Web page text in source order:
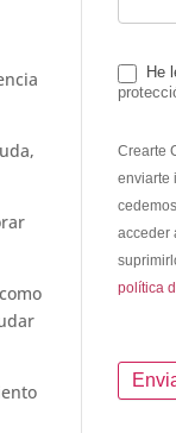
He
Crearte
enviarte
acceder
política